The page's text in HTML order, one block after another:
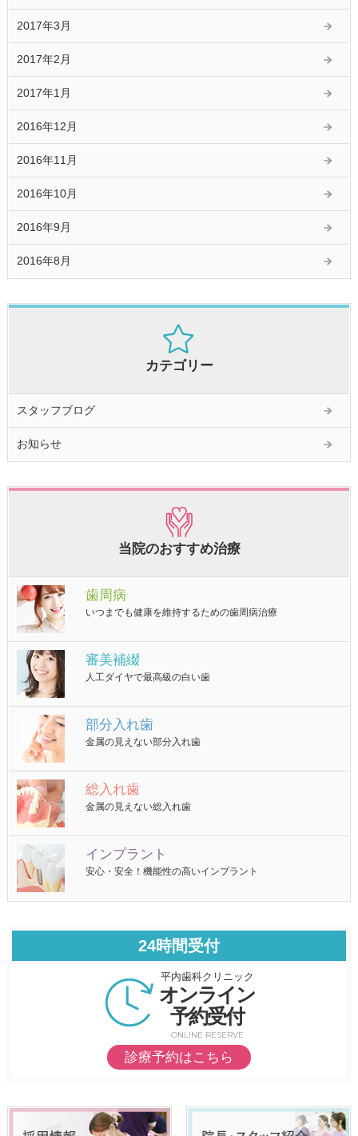
2017年3月
2017年2月
2017年1月
2016年12月
2016年11月
2016年10月
2016年9月
2016年8月
カテゴリー
スタッフブログ
お知らせ
当院のおすすめ治療
歯周病
いつまでも健康を維持するための歯周病治療
審美補綴
人工ダイヤで最高級の白い歯
部分入れ歯
金属の見えない部分入れ歯
総入れ歯
金属の見えない総入れ歯
インプラント
安心・安全！機能性の高いインプラント
24時間受付
平内歯科クリニック
オンライン
予約受付
ONLINE RESERVE
診療予約はこちら